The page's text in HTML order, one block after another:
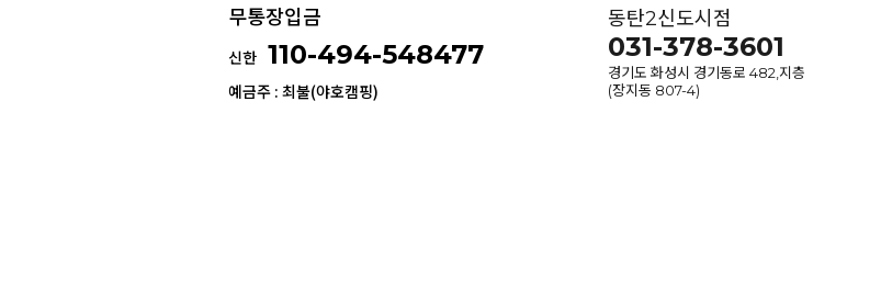
무통장입금
신한 110-494-548477
예금주 : 최불(야호캠핑)
동탄2신도시점
031-378-3601
경기도 화성시 경기동로 482,지층
(장지동 807-4)